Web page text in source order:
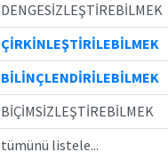
DENGESİZLEŞTİREBİLMEK
ÇİRKİNLEŞTİRİLEBİLMEK
BİLİNÇLENDİRİLEBİLMEK
BİÇİMSİZLEŞTİREBİLMEK
tümünü listele...